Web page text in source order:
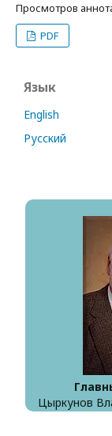
Просмотров
PDF
Язык
English
Русский
Цыркунов